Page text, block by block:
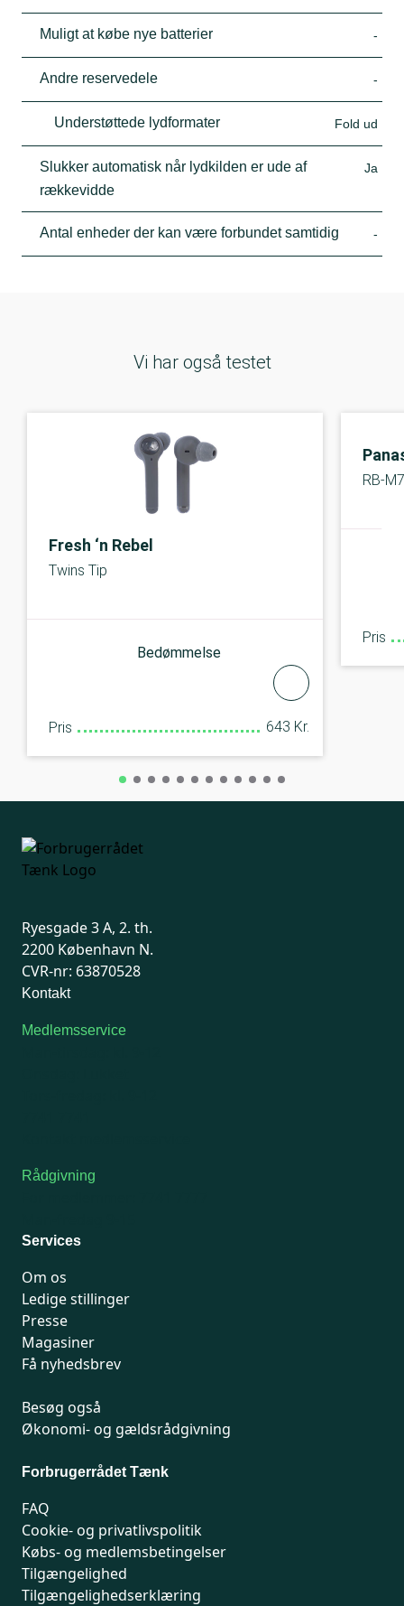
Muligt at købe nye batterier -
Andre reservedele -
Understøttede lydformater Fold ud
Slukker automatisk når lydkilden er ude af
rækkevidde
Ja
Antal enheder der kan være forbundet samtidig -
Vi har også testet
Fresh ‘n Rebel
Twins Tip
Bedømmelse
Pris 643 Kr.
RB-
Pris
Ryesgade 3 A, 2. th.
2200 København N.
CVR-nr: 63870528
Kontakt
Medlemsservice
Rådgivning
Services
Om os
Ledige stillinger
Presse
Magasiner
Få nyhedsbrev
Besøg også
Økonomi- og gældsrådgivning
Forbrugerrådet Tænk
FAQ
Cookie- og privatlivspolitik
Købs- og medlemsbetingelser
Tilgængelighed
Tilgængelighedserklæring